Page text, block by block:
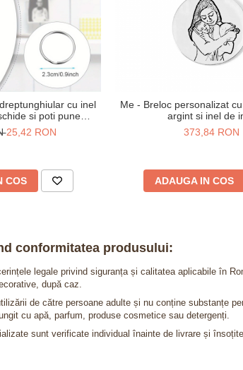
cu inel
si poti pune
inauntru
25,42 RON
COS
Me - Breloc personalizat
argint si inel de
373,84 RON
ADAUGA IN COS
conformitatea produsului:
legale privind siguranța și calitatea aplicabile în
după caz.
de către persoane adulte și nu conține substanțe
cu apă, parfum, produse cosmetice sau detergenți.
sunt verificate individual înainte de livrare și